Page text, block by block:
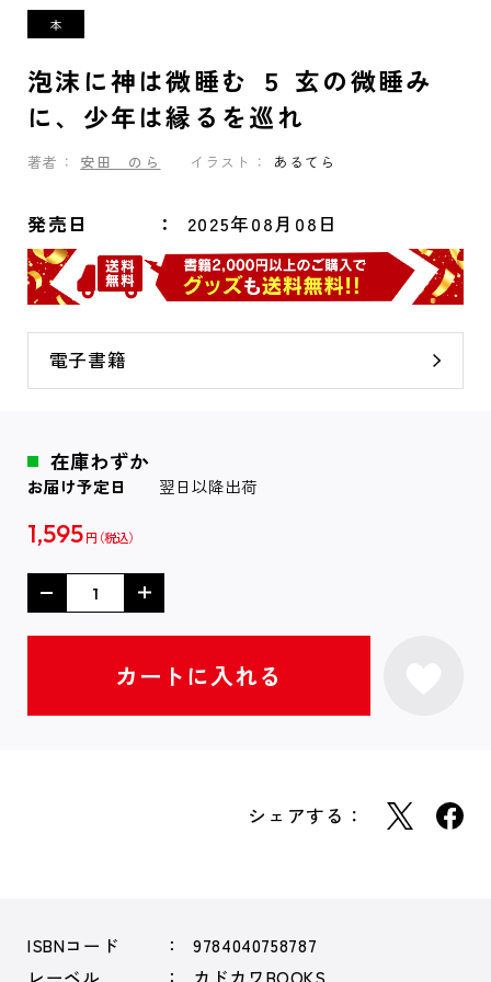
泡沫に神は微睡む ５ 玄の微睡み
に、少年は縁るを巡れ
著者： 安田 のら イラスト： あるてら
発売日 2025年08月08日
電子書籍
在庫わずか
お届け予定日 翌日以降出荷
1,595 円
シェアする：
ISBNコード
9784040758787